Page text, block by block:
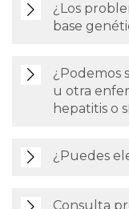
¿Los
base
¿Podemos
u otra
hepatitis o
¿Puedes
Consulta